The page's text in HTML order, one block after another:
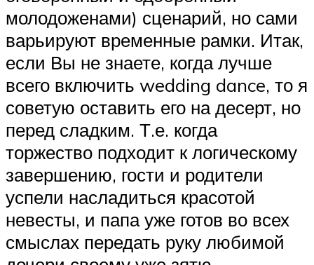
молодоженами) сценарий, но сами
варьируют временные рамки. Итак,
если Вы не знаете, когда лучше
всего включить wedding dance, то я
советую оставить его на десерт, но
перед сладким. Т.е. когда
торжество подходит к логическому
завершению, гости и родители
успели насладиться красотой
невесты, и папа уже готов во всех
смыслах передать руку любимой